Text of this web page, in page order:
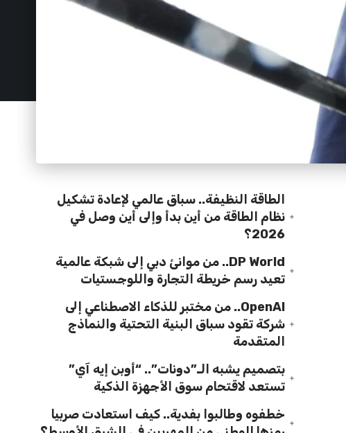
الطاقة النظيفة.. سباق عالمي لإعادة تشكيل
نظام الطاقة من أين بدأ وإلى أين وصل في
2026؟
DP World.. من موانئ دبي إلى شبكة عالمية
تعيد رسم خريطة التجارة واللوجستيات
OpenAI.. من مختبر للذكاء الاصطناعي إلى
شركة تقود سباق البنية التحتية والنماذج
المتقدمة
بتصميم يشبه الـ”دونات”.. “أوبن إيه آي”
تستعد لاقتحام سوق الأجهزة الذكية
خطفوه وطالبوا بفدية.. كيف استعادت صربيا